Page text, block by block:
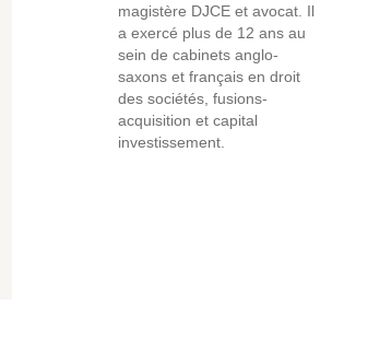
magistère DJCE et avocat. Il
a exercé plus de 12 ans au
sein de cabinets anglo-
saxons et français en droit
des sociétés, fusions-
acquisition et capital
investissement.